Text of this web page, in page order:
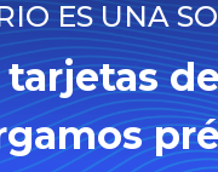
ES UNA